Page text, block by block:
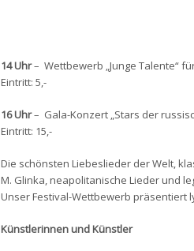
14 Uhr– Wettbewerb „Junge Talente“
Eintritt: 5,-
16 Uhr– Gala-Konzert „Stars der
Eintritt: 15,-
Die schönsten Liebeslieder der Welt,
M. Glinka, neapolitanische Lieder und
Unser Festival-Wettbewerb präsentiert
Künstlerinnen und Künstler